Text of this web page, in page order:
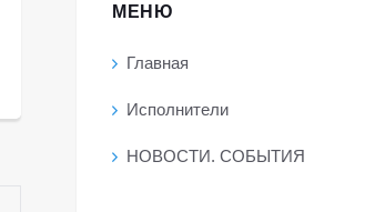
МЕНЮ
Главная
Исполнители
НОВОСТИ. СОБЫТИЯ